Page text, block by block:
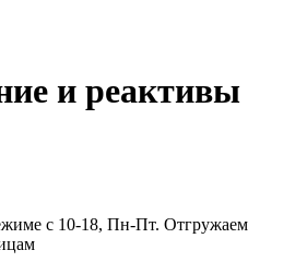
и реактивы
с 10-18, Пн-Пт. Отгружаем